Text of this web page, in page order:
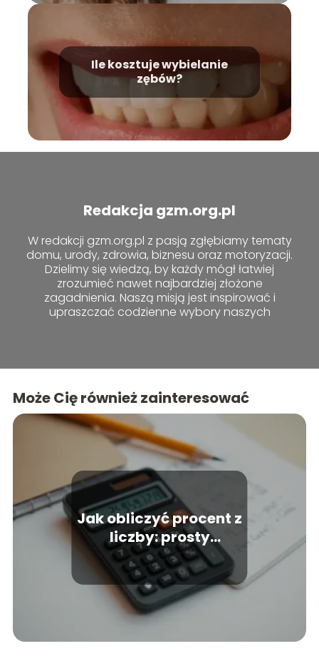
Ile kosztuje wybielanie
zębów?
Redakcja gzm.org.pl
W redakcji gzm.org.pl z pasją zgłębiamy tematy
domu, urody, zdrowia, biznesu oraz motoryzacji.
Dzielimy się wiedzą, by każdy mógł łatwiej
zrozumieć nawet najbardziej złożone
zagadnienia. Naszą misją jest inspirować i
upraszczać codzienne wybory naszych
Może Cię również zainteresować
Jak obliczyć procent z
liczby: prosty
przewodnik krok po
kroku